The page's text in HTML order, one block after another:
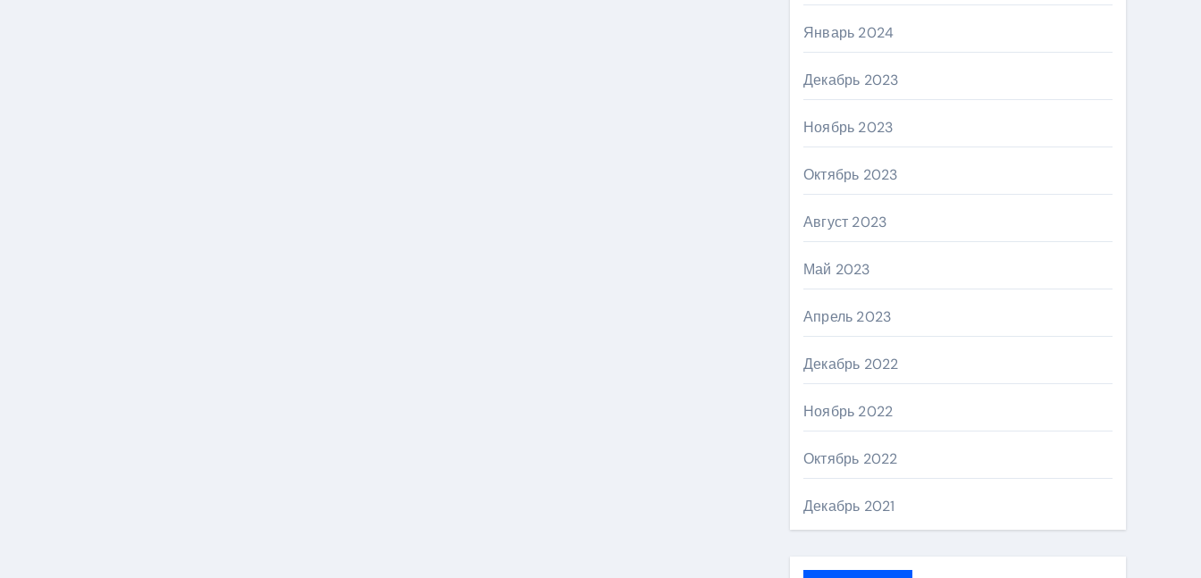
Январь 2024
Декабрь 2023
Ноябрь 2023
Октябрь 2023
Август 2023
Май 2023
Апрель 2023
Декабрь 2022
Ноябрь 2022
Октябрь 2022
Декабрь 2021